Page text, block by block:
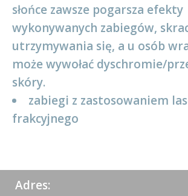
słońce zawsze pogarsza efekty
wykonywanych zabiegów,
utrzymywania się, a u osób
może wywołać dyschromie/
skóry.
zabiegi z zastosowaniem
frakcyjnego
Adres: